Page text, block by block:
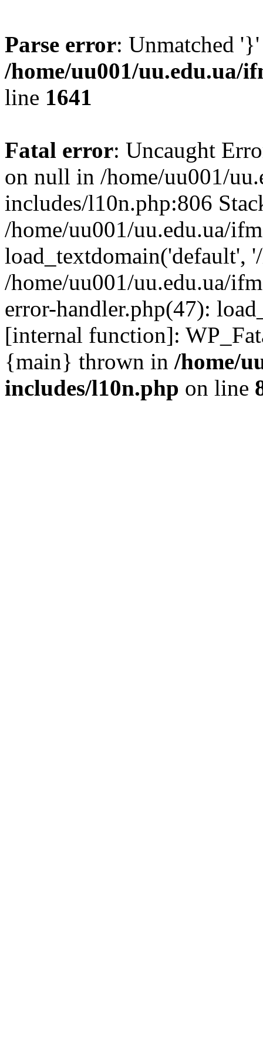
Parse error: Unmatched
/home/uu001/uu.edu.ua/
line 1641
Fatal error: Uncaught
on null in /home/uu001/
includes/l10n.php:806
/home/uu001/uu.edu.ua/
load_textdomain('default',
/home/uu001/uu.edu.ua/
error-handler.php(47):
[internal function]:
{main} thrown in /home/
includes/l10n.php on line